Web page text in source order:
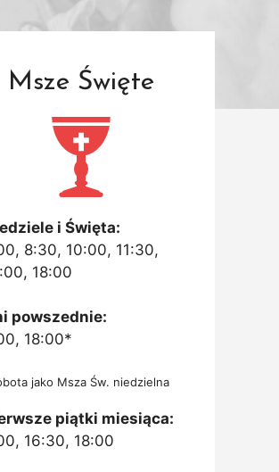
Msze Święte
i Święta:
8:30, 10:00, 11:30,
18:00
powszednie:
18:00*
jako Msza Św. niedzielna
piątki miesiąca:
16:30, 18:00